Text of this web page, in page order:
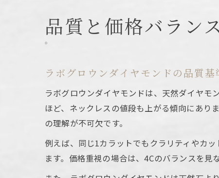
品質と価格バラン
ラボグロウンダイヤモンドの品質基
ラボグロウンダイヤモンドは、天然ダイヤモ
ほど、ネックレスの値段も上がる傾向にあり
の理解が不可欠です。
例えば、同じ1カラットでもクラリティやカ
ます。価格重視の場合は、4Cのバランスを見